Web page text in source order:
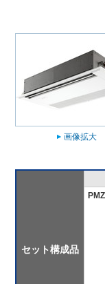
画像拡大
セット構成品